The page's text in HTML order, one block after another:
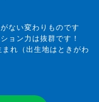
ない変わりものです
ョン力は抜群です！
れ（出生地はときがわ